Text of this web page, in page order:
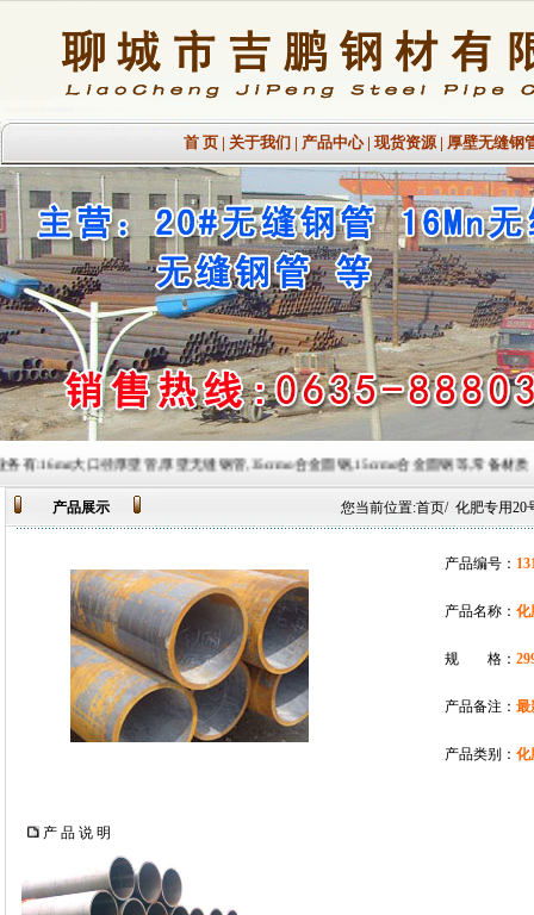
首 页| 关于我们 | 产品中心| 现货资源| 厚壁无缝钢
:16mn大口径厚壁管,厚壁无缝钢管,35crmo合金圆钢,15crmo合金圆钢等,常备材质
产品展示 您当前位置:首页/ 化肥专用20
产品编号：
产品名称： 化
规 格：
产品备注： 最
产品类别： 化
产 品 说 明